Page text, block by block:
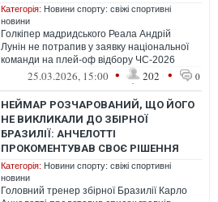
Категорія: Новини спорту: свіжі спортивні
новини
Голкіпер мадридського Реала Андрій
Лунін не потрапив у заявку національної
команди на плей-оф відбору ЧС-2026
25.03.2026, 15:00 • 202 • 0
НЕЙМАР РОЗЧАРОВАНИЙ, ЩО ЙОГО
НЕ ВИКЛИКАЛИ ДО ЗБІРНОЇ
БРАЗИЛІЇ: АНЧЕЛОТТІ
ПРОКОМЕНТУВАВ СВОЄ РІШЕННЯ
Категорія: Новини спорту: свіжі спортивні
новини
Головний тренер збірної Бразилії Карло